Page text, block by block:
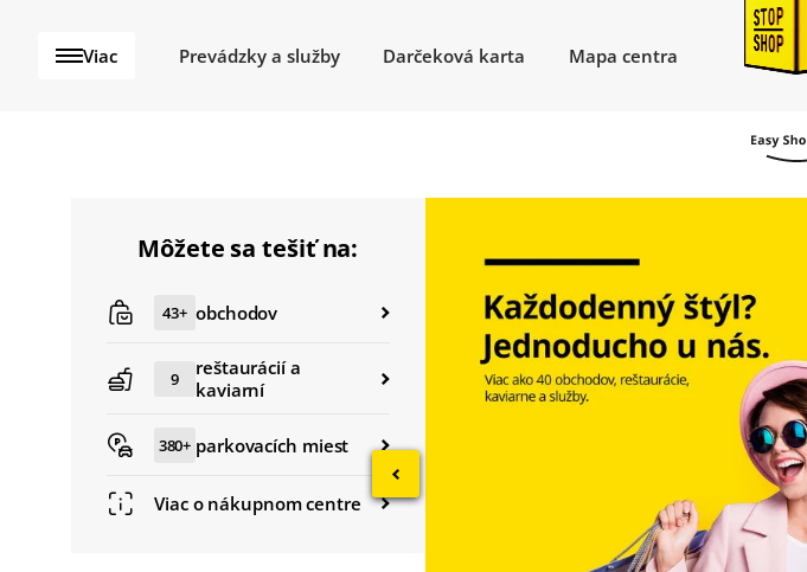
Prevádzky a služby Darčeková karta Mapa centra
Viac
Reštaurácie
Parkovanie
Môžete sa tešiť na:
43+ obchodov
9
reštaurácií a
kaviarní
380+ parkovacích miest
Viac o nákupnom centre